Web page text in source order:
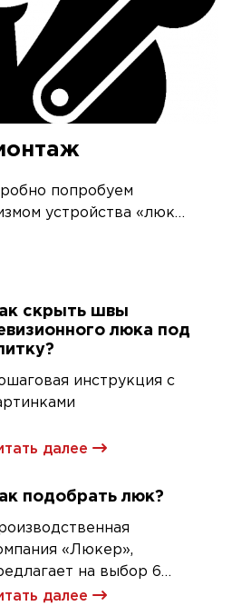
попробуем
устройства «люк
скрыть швы
люка под
инструкция с
далее
подобрать люк?
«Люкер»,
на выбор 6
ревизионных
далее